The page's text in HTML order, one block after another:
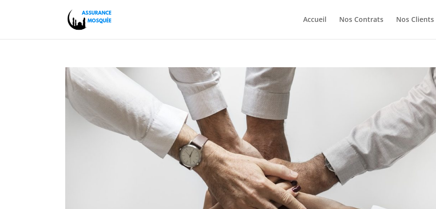
Accueil Nos Contrats Nos Clients